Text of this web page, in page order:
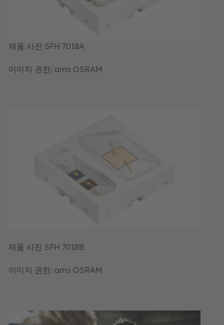
제품 사진 SFH 7018A
이미지 권한: ams OSRAM
제품 사진 SFH 7018B
이미지 권한: ams OSRAM